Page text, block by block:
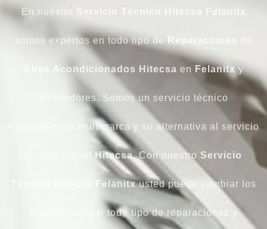
En nuestro Servicio Técnico Hitecsa Felanitx
somos expertos en todo tipo de Reparaciones
Aires Acondicionados Hitecsa en Felanitxy
alrededores. Somos un servicio técnico
especializado multimarca y su alternativa al servicio
Hitecsa. Con nuestro Servicio
Técnico Hitecsa Felanitxusted puede cambiar los
filtros y realizar todo tipo de reparaciones y